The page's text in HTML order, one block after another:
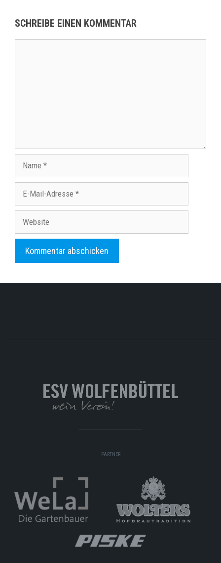
SCHREIBE EINEN KOMMENTAR
Adresse
PARTNER